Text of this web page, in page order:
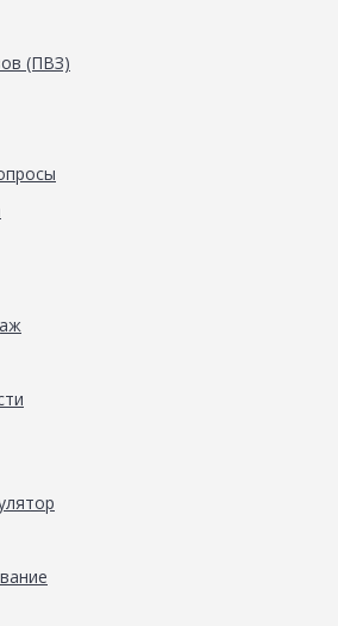
(ПВЗ)